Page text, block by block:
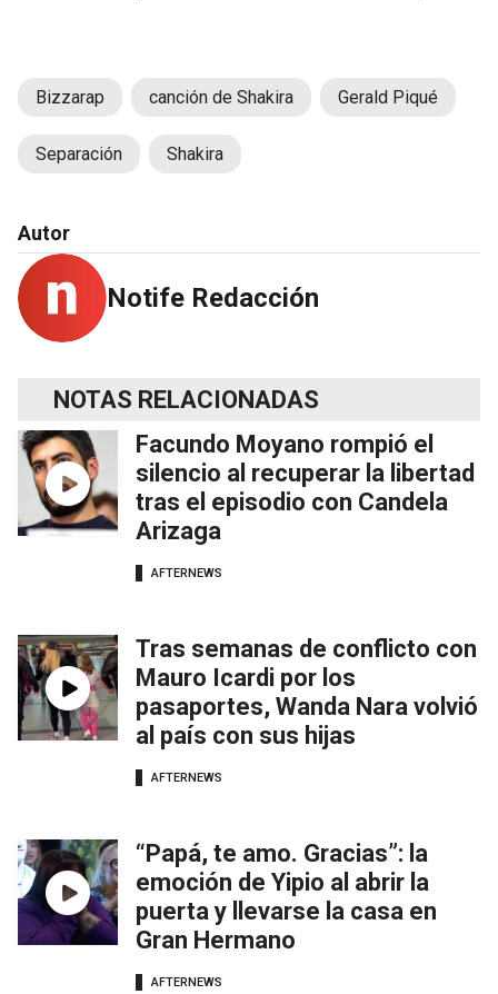
Bizzarap canción de Shakira Gerald Piqué
Separación Shakira
Autor
Notife Redacción
NOTAS RELACIONADAS
Facundo Moyano rompió el
silencio al recuperar la libertad
tras el episodio con Candela
Arizaga
AFTERNEWS
Tras semanas de conflicto con
Mauro Icardi por los
pasaportes, Wanda Nara volvió
al país con sus hijas
AFTERNEWS
“Papá, te amo. Gracias”: la
emoción de Yipio al abrir la
puerta y llevarse la casa en
Gran Hermano
AFTERNEWS